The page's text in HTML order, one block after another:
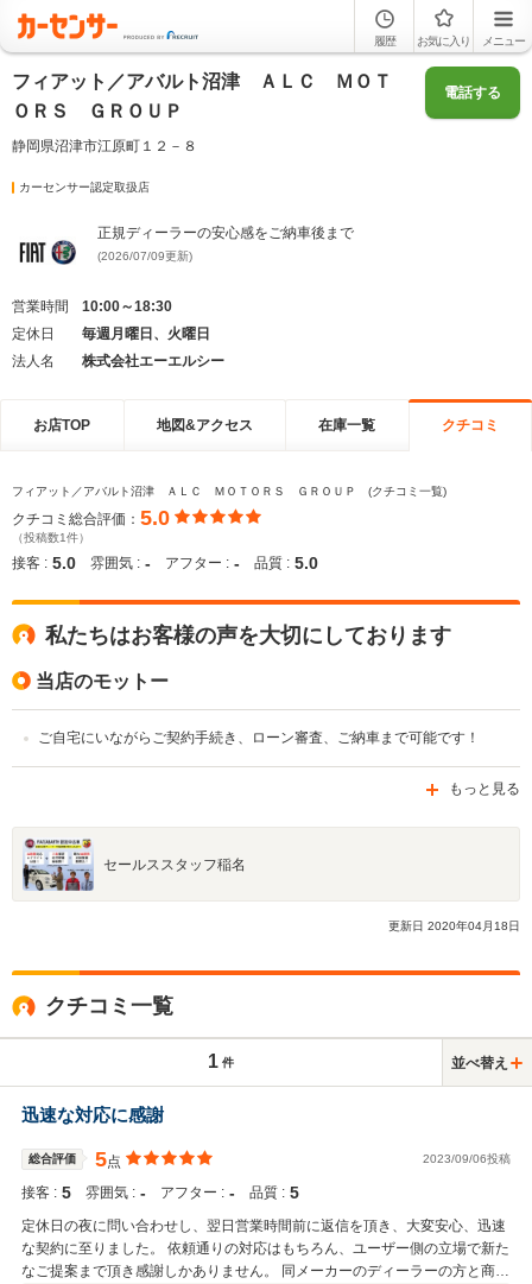
履歴 お気に入り メニュー
フィアット／アバルト沼津 ＡＬＣ ＭＯＴ
ＯＲＳ ＧＲＯＵＰ
静岡県沼津市江原町１２－８
電話する
カーセンサー認定取扱店
正規ディーラーの安心感をご納車後まで
(2026/07/09更新)
営業時間
10:00～18:30
定休日
毎週月曜日、火曜日
法人名
株式会社エーエルシー
お店TOP 地図&アクセス 在庫一覧 クチコミ
フィアット／アバルト沼津 ＡＬＣ ＭＯＴＯＲＳ ＧＲＯＵＰ (クチコミ一覧)
クチコミ総合評価： 5.0
（投稿数1件）
接客 : 5.0 雰囲気 : - アフター : - 品質 : 5.0
私たちはお客様の声を大切にしております
当店のモットー
ご自宅にいながらご契約手続き、ローン審査、ご納車まで可能です！
もっと見る
セールススタッフ稲名
更新日 2020年04月 18日
クチコミ一覧
1 件 並べ替え
迅速な対応に感謝
総合評価 5点 2023/09/06投稿
接客 : 5 雰囲気 : ‐ アフター : ‐ 品質 : 5
定休日の夜に問い合わせし、翌日営業時間前に返信を頂き、大変安心、迅速
な契約に至りました。 依頼通りの対応はもちろん、ユーザー側の立場で新た
なご提案まで頂き感謝しかありません。 同メーカーのディーラーの方と商談